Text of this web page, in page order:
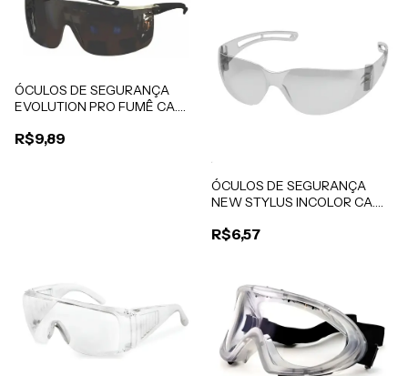
ÓCULOS DE SEGURANÇA
EVOLUTION PRO FUMÊ CA.
R$9,89
ÓCULOS DE SEGURANÇA
NEW STYLUS INCOLOR CA.
R$6,57